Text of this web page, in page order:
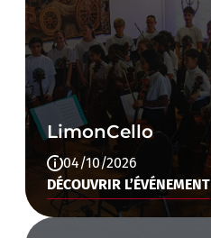
LimonCello
04/10/2026
DÉCOUVRIR L’ÉVÉNEMENT